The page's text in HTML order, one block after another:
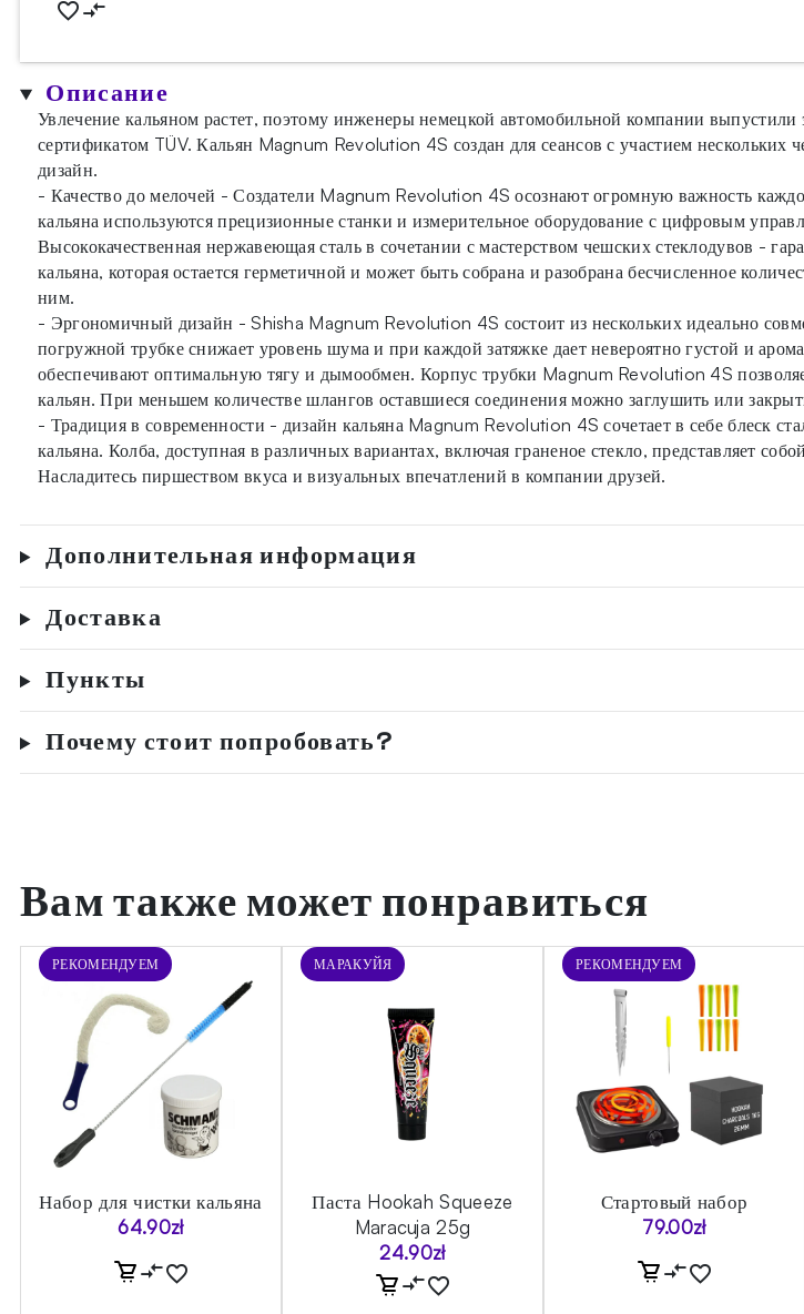
Описание
Увлечение кальяном растет, поэтому инженеры немецкой автомобильной компании
сертификатом TÜV. Кальян Magnum Revolution 4S создан для сеансов с участием нескольких
дизайн.
- Качество до мелочей - Создатели Magnum Revolution 4S осознают огромную важность
кальяна используются прецизионные станки и измерительное оборудование с цифровым
Высококачественная нержавеющая сталь в сочетании с мастерством чешских стеклодувов -
кальяна, которая остается герметичной и может быть собрана и разобрана бесчисленное
ним.
- Эргономичный дизайн - Shisha Magnum Revolution 4S состоит из нескольких идеально
погружной трубке снижает уровень шума и при каждой затяжке дает невероятно густой и
обеспечивают оптимальную тягу и дымообмен. Корпус трубки Magnum Revolution 4S
кальян. При меньшем количестве шлангов оставшиеся соединения можно заглушить или
- Традиция в современности - дизайн кальяна Magnum Revolution 4S сочетает в себе блеск
кальяна. Колба, доступная в различных вариантах, включая граненое стекло, представляет
Насладитесь пиршеством вкуса и визуальных впечатлений в компании друзей.
Дополнительная информация
Доставка
Пункты
Почему стоит попробовать?
Вам также может понравиться
РЕКОМЕНДУЕМ
Набор для чистки кальяна
64.90zł
МАРАКУЙЯ
Паста Hookah Squeeze
Maracuja 25g
24.90zł
РЕКОМЕНДУЕМ
Стартовый набор
79.00zł